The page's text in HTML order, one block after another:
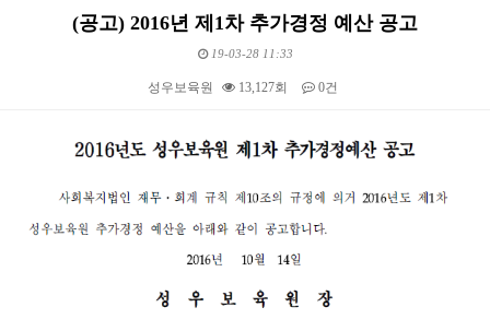
(공고) 2016년 제1차 추가경정 예산 공고
19-03-28 11:33
성우보육원 13,127회 0건